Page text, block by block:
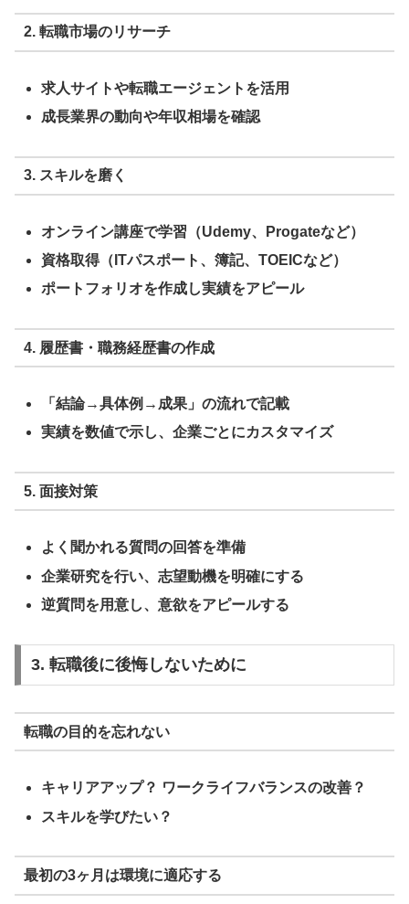
2. 転職市場のリサーチ
求人サイトや転職エージェントを活用
成長業界の動向や年収相場を確認
3. スキルを磨く
オンライン講座で学習（Udemy、Progateなど）
資格取得（ITパスポート、簿記、TOEICなど）
ポートフォリオを作成し実績をアピール
4. 履歴書・職務経歴書の作成
「結論→具体例→成果」の流れで記載
実績を数値で示し、企業ごとにカスタマイズ
5. 面接対策
よく聞かれる質問の回答を準備
企業研究を行い、志望動機を明確にする
逆質問を用意し、意欲をアピールする
3. 転職後に後悔しないために
転職の目的を忘れない
キャリアアップ？ ワークライフバランスの改善？
スキルを学びたい？
最初の3ヶ月は環境に適応する